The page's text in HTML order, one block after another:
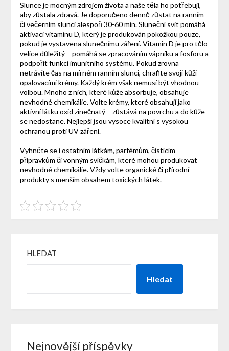
Slunce je mocným zdrojem života a naše těla ho potřebují,
aby zůstala zdravá. Je doporučeno denně zůstat na ranním
či večerním slunci alespoň 30-60 min. Sluneční svit pomáhá
aktivaci vitaminu D, který je produkován pokožkou pouze,
pokud je vystavena slunečnímu záření. Vitamin D je pro tělo
velice důležitý – pomáhá se zpracováním vápníku a fosforu a
podpořit funkci imunitního systému. Pokud zrovna
netrávíte čas na mírném ranním slunci, chraňte svoji kůži
opalovacími krémy. Každý krém však nemusí být vhodnou
volbou. Mnoho z nich, které kůže absorbuje, obsahuje
nevhodné chemikálie. Volte krémy, které obsahují jako
aktivní látku oxid zinečnatý – zůstává na povrchu a do kůže
se nedostane. Nejlepší jsou vysoce kvalitní s vysokou
ochranou proti UV záření.
Vyhněte se i ostatním látkám, parfémům, čistícím
přípravkům či vonným svíčkám, které mohou produkovat
nevhodné chemikálie. Vždy volte organické či přírodní
produkty s menším obsahem toxických látek.
HLEDAT
Hledat
Nejnovější příspěvky